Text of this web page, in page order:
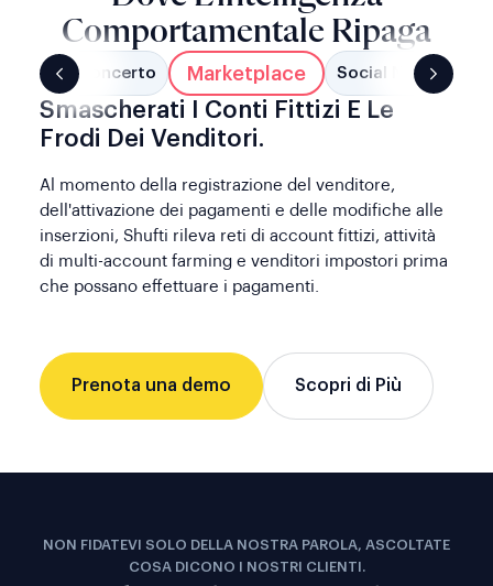
Comportamentale Ripaga
Del Concerto Marketplace Social Networks
Smascherati I Conti Fittizi E Le
Frodi Dei Venditori.
Al momento della registrazione del venditore,
dell'attivazione dei pagamenti e delle modifiche alle
inserzioni, Shufti rileva reti di account fittizi, attività
di multi-account farming e venditori impostori prima
che possano effettuare i pagamenti.
Prenota una demo Scopri di Più
NON FIDATEVI SOLO DELLA NOSTRA PAROLA, ASCOLTATE
COSA DICONO I NOSTRI CLIENTI.